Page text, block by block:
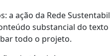
a ação da Rede
substancial do texto
todo o projeto.